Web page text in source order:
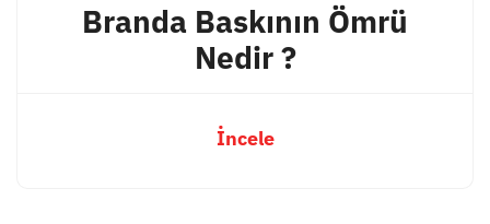
Branda Baskının Ömrü
Nedir ?
İncele